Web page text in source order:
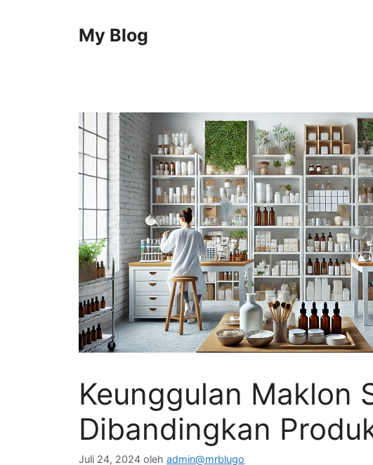
My Blog
Keunggulan Maklon
Dibandingkan
Juli 24, 2024 oleh admin@mrblugo